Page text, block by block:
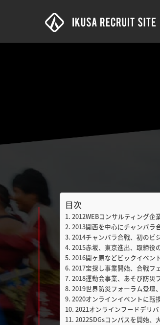
目次
2012WEBコンサルティング
2013関西を中心にチャンバラ
2014チャンバラ合戦、初のビ
2015赤坂、東京進出、取締役
2016関ヶ原などビックイベン
2017宝探し事業開始、合戦フ
2018運動会事業、あそび防災
2019世界防災フォーラム登壇
2020オンラインイベントに転
2021オンラインフードデリ
2022SDGsコンパスを開始